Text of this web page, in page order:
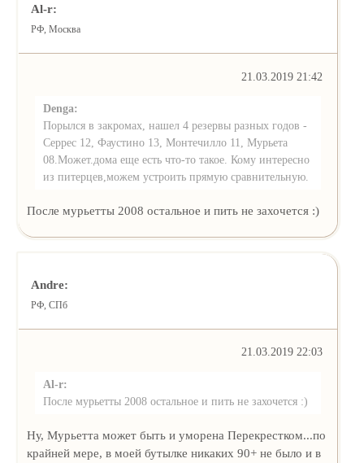
Al-r:
РФ, Москва
21.03.2019 21:42
Denga:
Порылся в закромах, нашел 4 резервы разных годов -
Серрес 12, Фаустино 13, Монтечилло 11, Мурьета
08.Может.дома еще есть что-то такое. Кому интересно
из питерцев,можем устроить прямую сравнительную.
После мурьетты 2008 остальное и пить не захочется :)
Andre:
РФ, СПб
21.03.2019 22:03
Al-r:
После мурьетты 2008 остальное и пить не захочется :)
Ну, Мурьетта может быть и уморена Перекрестком...по
крайней мере, в моей бутылке никаких 90+ не было и в